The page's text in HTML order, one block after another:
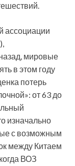
ассоциации
мировые
в этом году
потерь
от 63 до
изначально
с возможным
между Китаем
ВОЗ